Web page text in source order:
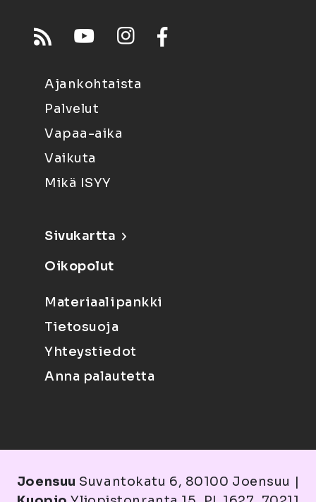
Ajankohtaista
Palvelut
Vapaa-aika
Vaikuta
Mikä ISYY
Sivukartta
Oikopolut
Materiaalipankki
Tietosuoja
Yhteystiedot
Anna palautetta
Joensuu Suvantokatu 6, 80100 Joensuu |